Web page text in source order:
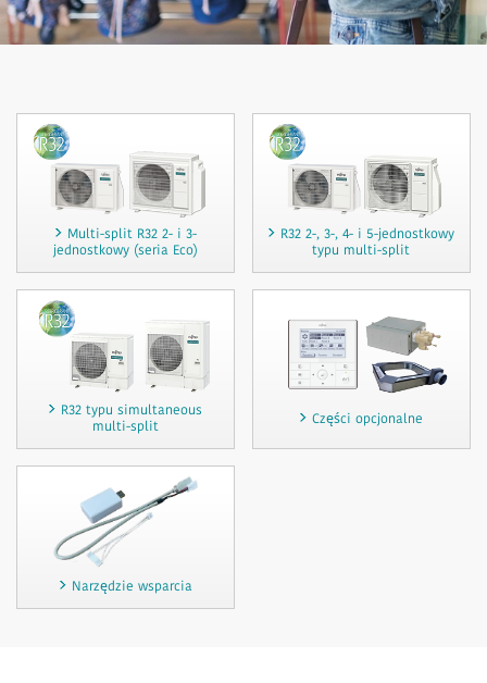
Multi-split R32 2- i 3-
jednostkowy (seria Eco)
R32 2-, 3-, 4- i 5-jednostkowy
typu multi-split
R32 typu simultaneous
multi-split
Części opcjonalne
Narzędzie wsparcia